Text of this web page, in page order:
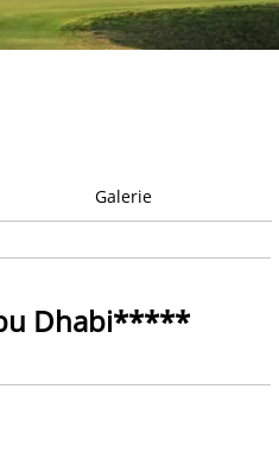
Galerie
Dhabi*****